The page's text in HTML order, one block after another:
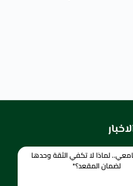
لماذا لا تكفي الثقة وحدها
لضمان المقعد؟*